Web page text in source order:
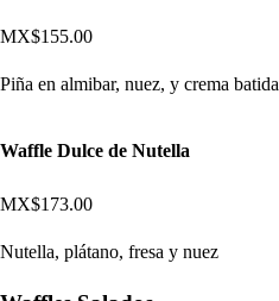
MX$155.00
Piña en almibar, nuez, y crema batida
Waffle Dulce de Nutella
MX$173.00
Nutella, plátano, fresa y nuez